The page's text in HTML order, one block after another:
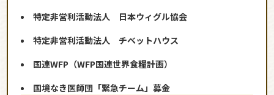
特定非営利活動法人 日本ウィグル協会
特定非営利活動法人 チベットハウス
国連WFP（WFP国連世界食糧計画）
国境なき医師団「緊急チーム」募金